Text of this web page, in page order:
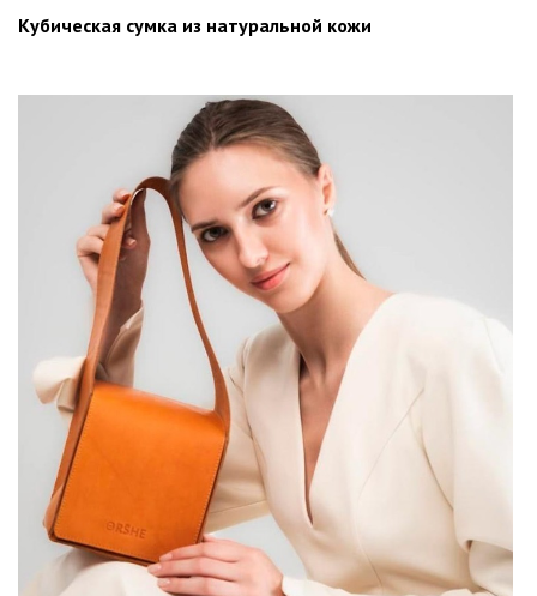
Кубическая сумка из натуральной кожи